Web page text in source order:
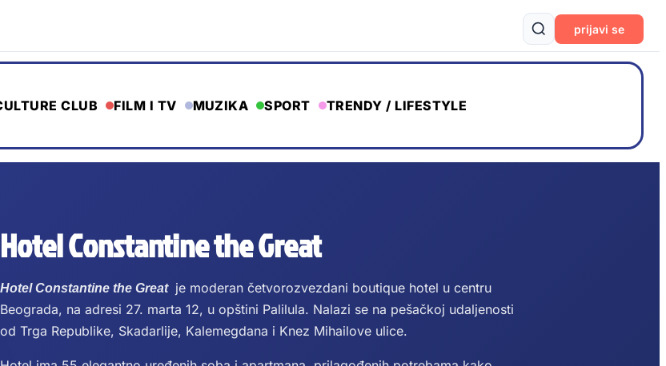
prijavi se
CLUB FILM I TV MUZIKA SPORT TRENDY / LIFESTYLE
Hotel Constantine the Great
Hotel Constantine the Great je moderan četvorozvezdani boutique hotel u centru
Beograda, na adresi 27. marta 12, u opštini Palilula. Nalazi se na pešačkoj udaljenosti
od Trga Republike, Skadarlije, Kalemegdana i Knez Mihailove ulice.